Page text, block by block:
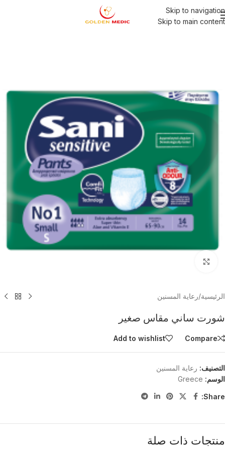
Skip to navigation
Skip to main content
الرئيسية/رعاية المسنين
شورت ساني مقاس صغير
Compare
Add to wishlist
التصنيف: رعاية المسنين
الوسم: Greece
Share:
منتجات ذات صلة